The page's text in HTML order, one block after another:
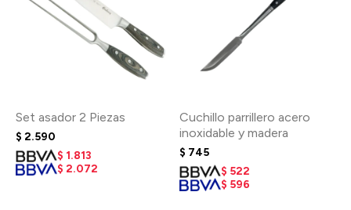
Set asador 2 Piezas
$ 2.590
$ 1.813
$ 2.072
Cuchillo parrillero acero
inoxidable y madera
$ 745
$ 522
$ 596